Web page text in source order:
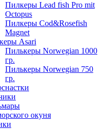
Пилкеры Lead fish Pro mit
Octopus
Пилкеры Cod&Rosefish
Magnet
Asari
Пилькеры Norwegian 1000
гр.
Пилькеры Norwegian 750
гр.
окуня